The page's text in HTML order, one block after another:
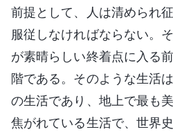
前提として、人は清められ
服従しなければならない。
が素晴らしい終着点に入る
階である。そのような生活
の生活であり、地上で最も
焦がれている生活で、世界